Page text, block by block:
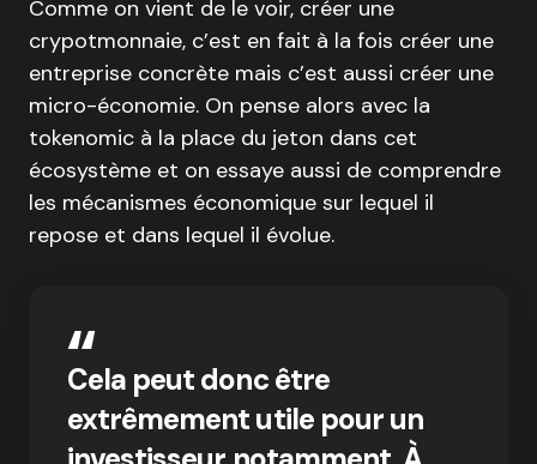
Comme on vient de le voir, créer une
crypotmonnaie, c’est en fait à la fois créer une
entreprise concrète mais c’est aussi créer une
micro-économie. On pense alors avec la
tokenomic à la place du jeton dans cet
écosystème et on essaye aussi de comprendre
les mécanismes économique sur lequel il
repose et dans lequel il évolue.
Cela peut donc être
extrêmement utile pour un